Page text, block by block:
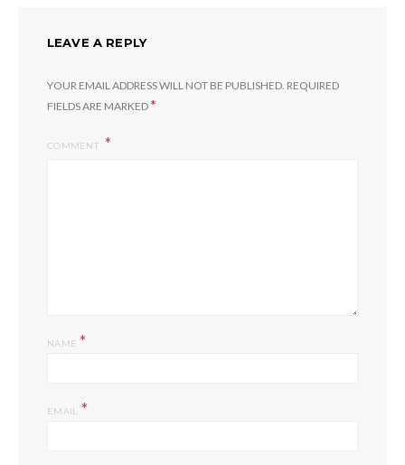
LEAVE A REPLY
YOUR EMAIL ADDRESS WILL NOT BE PUBLISHED. REQUIRED
FIELDS ARE MARKED*
COMMENT
NAME*
EMAIL *